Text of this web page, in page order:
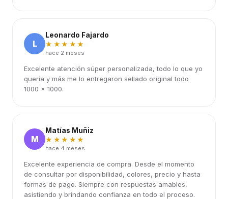
L
Leonardo Fajardo
★★★★★
hace 2 meses
Excelente atención súper personalizada, todo lo que yo
quería y más me lo entregaron sellado original todo
1000 x 1000.
M
Matías Muñiz
★★★★★
hace 4 meses
Excelente experiencia de compra. Desde el momento
de consultar por disponibilidad, colores, precio y hasta
formas de pago. Siempre con respuestas amables,
asistiendo y brindando confianza en todo el proceso.